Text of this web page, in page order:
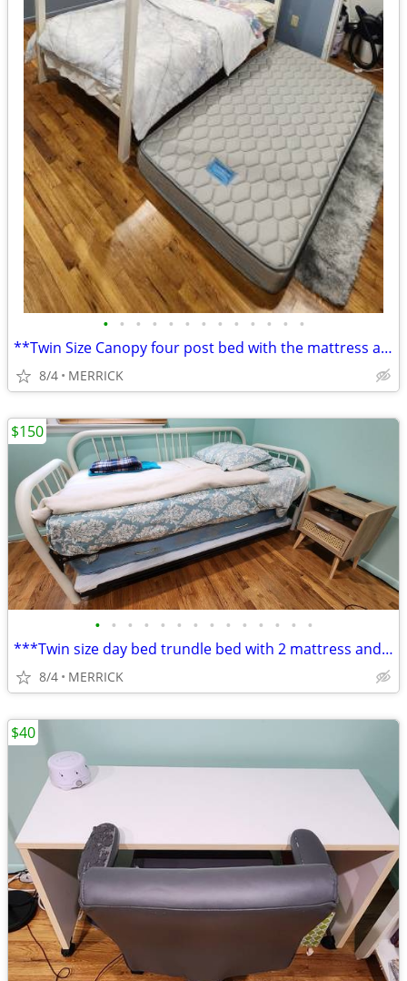
• • • • • • • • • • • • •
**Twin Size Canopy four post bed with the mattress and Nightstand**
8/4 MERRICK
• • • • • • • • • • • • • •
***Twin size day bed trundle bed with 2 mattress and Nightstand**
8/4 MERRICK
$150
$40